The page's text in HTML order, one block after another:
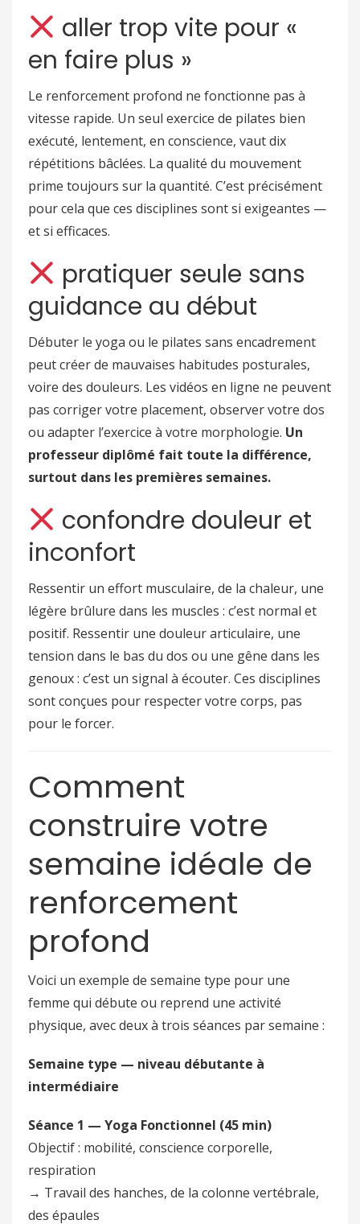
aller trop vite pour «
en faire plus »
Le renforcement profond ne fonctionne pas à
vitesse rapide. Un seul exercice de pilates bien
exécuté, lentement, en conscience, vaut dix
répétitions bâclées. La qualité du mouvement
prime toujours sur la quantité. C’est précisément
pour cela que ces disciplines sont si exigeantes —
et si efficaces.
pratiquer seule sans
guidance au début
Débuter le yoga ou le pilates sans encadrement
peut créer de mauvaises habitudes posturales,
voire des douleurs. Les vidéos en ligne ne peuvent
pas corriger votre placement, observer votre dos
ou adapter l’exercice à votre morphologie. Un
professeur diplômé fait toute la différence,
surtout dans les premières semaines.
confondre douleur et
inconfort
Ressentir un effort musculaire, de la chaleur, une
légère brûlure dans les muscles : c’est normal et
positif. Ressentir une douleur articulaire, une
tension dans le bas du dos ou une gêne dans les
genoux : c’est un signal à écouter. Ces disciplines
sont conçues pour respecter votre corps, pas
pour le forcer.
Comment
construire votre
semaine idéale de
renforcement
profond
Voici un exemple de semaine type pour une
femme qui débute ou reprend une activité
physique, avec deux à trois séances par semaine :
Semaine type — niveau débutante à
intermédiaire
Séance 1 — Yoga Fonctionnel (45 min)
Objectif : mobilité, conscience corporelle,
respiration
→ Travail des hanches, de la colonne vertébrale,
des épaules